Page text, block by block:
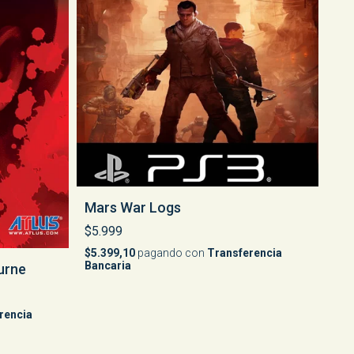
Mars War Logs
$5.999
$5.399,10 pagando con Transferencia
Bancaria